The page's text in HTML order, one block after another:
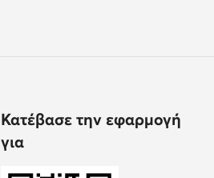
Κατέβασε την εφαρμογή
για